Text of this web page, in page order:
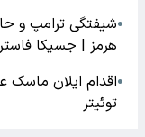
●شیفتگی ترامپ و
هرمز | جسیکا
●اقدام ایلان ماسک
توئیتر